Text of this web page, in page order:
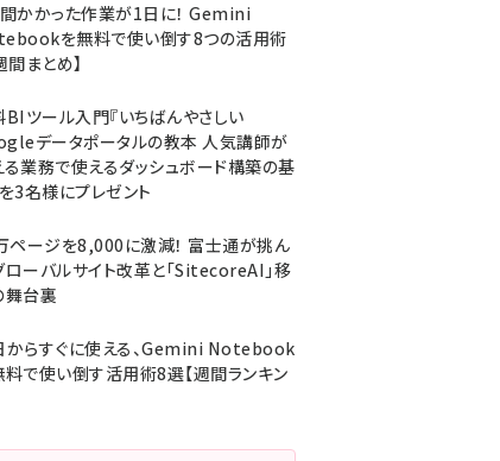
かかった作業が1日に！ Gemini
を無料で使い倒す8つの活用術
間まとめ】
BIツール入門『いちばんやさしい
データポータルの教本 人気講師が
る業務で使えるダッシュボード構築の基
3名様にプレゼント
ページを8,000に激減！ 富士通が挑ん
ローバルサイト改革と「SitecoreAI」移
舞台裏
からすぐに使える、Gemini Notebook
料で使い倒す活用術8選【週間ランキン